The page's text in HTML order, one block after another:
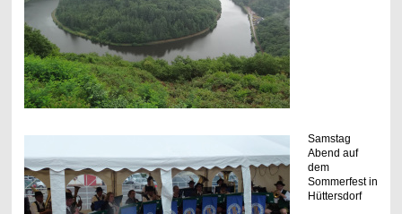
Samstag
Abend auf
dem
Sommerfest in
Hüttersdorf